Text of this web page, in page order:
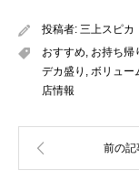
投稿者: 三上スピカ
おすすめ お持ち帰
デカ盛り
ボリュー
店情報